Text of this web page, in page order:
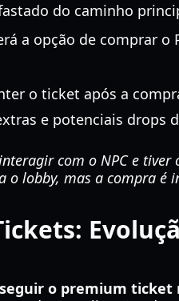
do caminho
a opção de comprar o
o ticket após a
e potenciais drops
com o NPC e tiver
o lobby, mas a compra é
o premium ticket